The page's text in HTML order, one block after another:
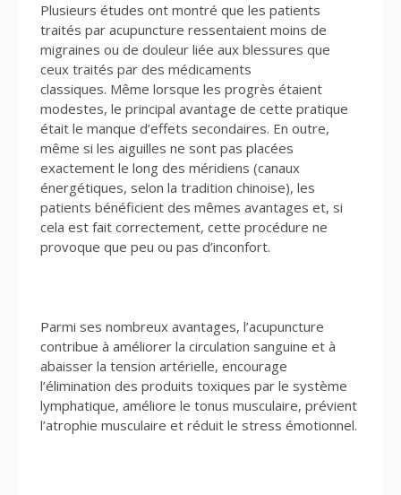
Plusieurs études ont montré que les patients
traités par acupuncture ressentaient moins de
migraines ou de douleur liée aux blessures que
ceux traités par des médicaments
classiques. Même lorsque les progrès étaient
modestes, le principal avantage de cette pratique
était le manque d’effets secondaires. En outre,
même si les aiguilles ne sont pas placées
exactement le long des méridiens (canaux
énergétiques, selon la tradition chinoise), les
patients bénéficient des mêmes avantages et, si
cela est fait correctement, cette procédure ne
provoque que peu ou pas d’inconfort.
Parmi ses nombreux avantages, l’acupuncture
contribue à améliorer la circulation sanguine et à
abaisser la tension artérielle, encourage
l’élimination des produits toxiques par le système
lymphatique, améliore le tonus musculaire, prévient
l’atrophie musculaire et réduit le stress émotionnel.